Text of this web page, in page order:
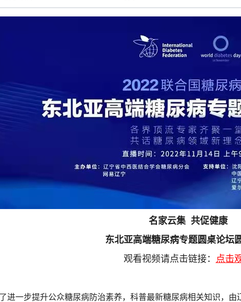
名家云集 共促健康
东北亚高端糖尿病专题圆桌论坛
观看视频请点击链接： 点击
一步提升公众糖尿病防治素养，科普最新糖尿病相关知识，由